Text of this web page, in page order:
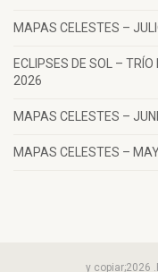
MAPAS CELESTES –
ECLIPSES DE SOL –
2026
MAPAS CELESTES –
MAPAS CELESTES –
y copiar;2026